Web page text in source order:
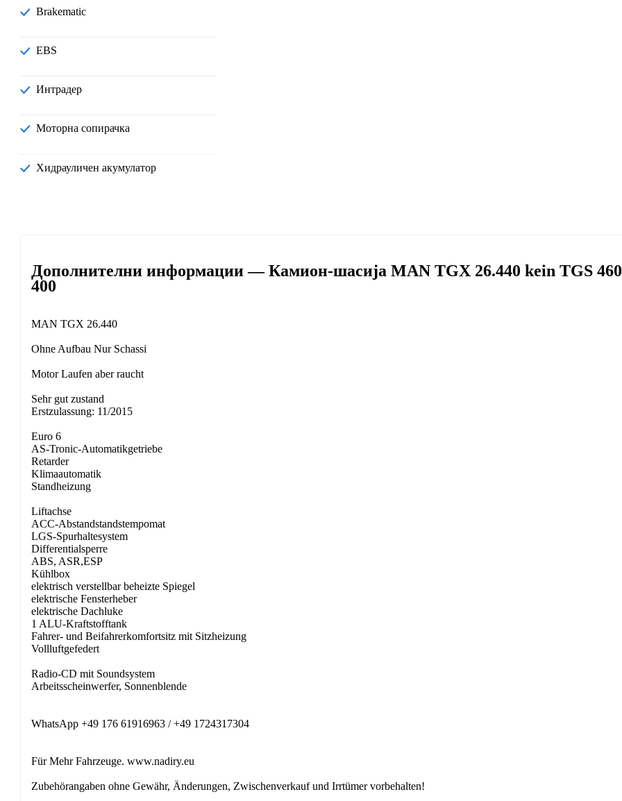
Brakematic
EBS
Интрадер
Моторна сопирачка
Хидрауличен акумулатор
Дополнителни информации — Камион-шасија MAN TGX 26.440 kein TGS
400
MAN TGX 26.440
Ohne Aufbau Nur Schassi
Motor Laufen aber raucht
Sehr gut zustand
Erstzulassung: 11/2015
Euro 6
AS-Tronic-Automatikgetriebe
Retarder
Klimaautomatik
Standheizung
Liftachse
ACC-Abstandstandstempomat
LGS-Spurhaltesystem
Differentialsperre
ABS, ASR,ESP
Kühlbox
elektrisch verstellbar beheizte Spiegel
elektrische Fensterheber
elektrische Dachluke
1 ALU-Kraftstofftank
Fahrer- und Beifahrerkomfortsitz mit Sitzheizung
Vollluftgefedert
Radio-CD mit Soundsystem
Arbeitsscheinwerfer, Sonnenblende
WhatsApp +49 176 61916963 / +49 1724317304
Für Mehr Fahrzeuge. www.nadiry.eu
Zubehörangaben ohne Gewähr, Änderungen, Zwischenverkauf und Irrtümer vorbehalten!